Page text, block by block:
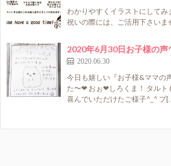
わかりやすくイラストにして
祝いの際には、ご活用下さい
2020年6月30日お子様の声
2020.06.30
今日も嬉しい『お子様&ママの
た〜❤ おぉ❤しろくま！ タルト
喜んでいただけたご様子^_^ プ